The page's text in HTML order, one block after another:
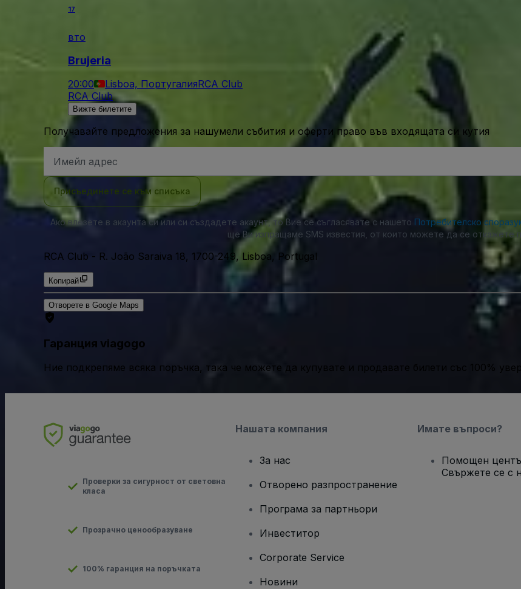
17
вто
Brujeria
20:00 Lisboa, ПортугалияRCA Club
RCA Club
Вижте билетите
Получавайте предложения за нашумели събития и оферти право във входящата си кутия
адрес
Присъединете се към списъка
Ако влезете в акаунта си или си създадете акаунт, то Вие се съгласявате с нашето Потребителско
ще Ви изпращаме SMS известия, от които можете да се откажете
RCA Club - R. João Saraiva 18, 1700-249, Lisboa, Portugal
Копирай
Отворете в Google Maps
Гаранция viagogo
Ние подкрепяме всяка поръчка, така че можете да купувате и продавате билети със 100%
Проверки за сигурност от световна
класа
Прозрачно ценообразуване
100% гаранция на поръчката
Нашата компания
За нас
Отворено разпространение
Програма за партньори
Инвеститор
Corporate Service
Новини
Имате въпроси?
Помощен
Свържете се с